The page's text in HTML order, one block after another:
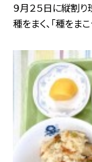
９月２５日に縦割
種をまく、「種をま